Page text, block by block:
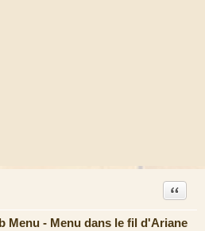
Menu - Menu dans le fil d'Ariane
Citation